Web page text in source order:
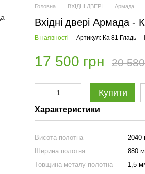
Головна ВХІДНІ ДВЕРІ Армада
Вхідні двері Армада -
В наявності Артикул: Ка 81 Гладь
17 500 грн 20
Купити
Характеристики
Висота полотна
2040
Ширина полотна
880
Товщина металу полотна
1,5